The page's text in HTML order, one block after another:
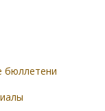
бюллетени